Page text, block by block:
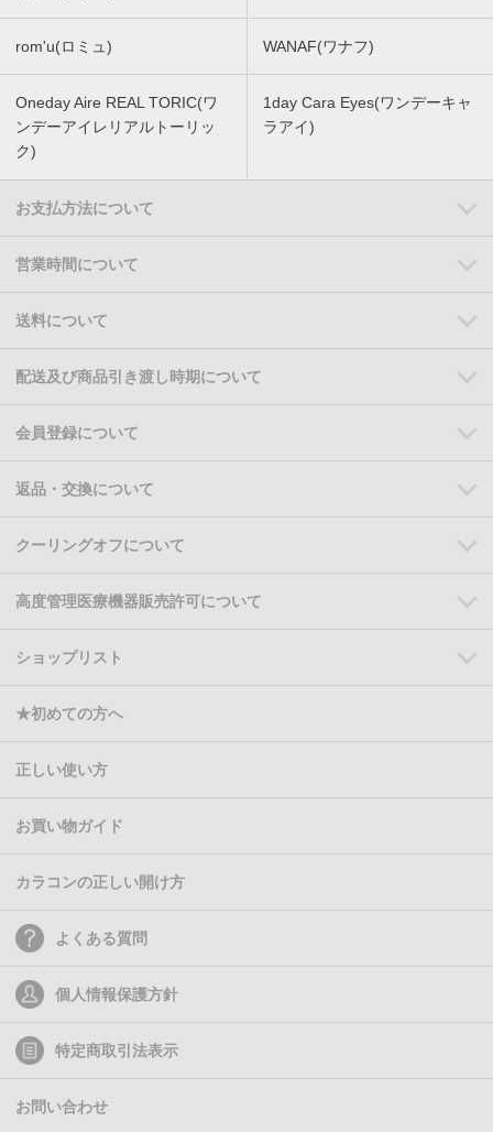
rom'u(ロミュ) WANAF(ワナフ)
Oneday Aire REAL TORIC(ワ
ンデーアイレリアルトーリッ
ク)
1day Cara Eyes(ワンデーキャ
ラアイ)
お支払方法について
営業時間について
送料について
配送及び商品引き渡し時期について
会員登録について
返品・交換について
クーリングオフについて
高度管理医療機器販売許可について
ショップリスト
★初めての方へ
正しい使い方
お買い物ガイド
カラコンの正しい開け方
よくある質問
個人情報保護方針
特定商取引法表示
お問い合わせ